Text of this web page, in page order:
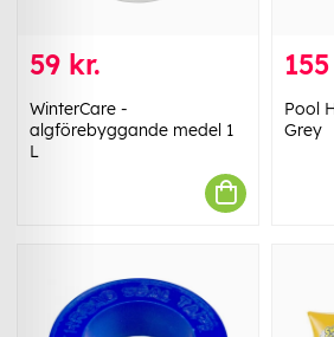
59 kr.
WinterCare -
algförebyggande medel 1
L
Pool
Grey